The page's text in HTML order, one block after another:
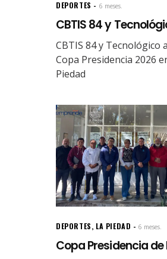
DEPORTES 6 meses.
CBTIS 84 y
CBTIS 84 y Tecnológico
Copa Presidencia 2026
Piedad
DEPORTES, LA PIEDAD 6 meses.
Copa Presidencia de